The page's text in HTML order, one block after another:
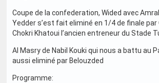
Coupe de la confederation, Wided avec
Yedder s’est fait eliminé en 1/4 de finale par
Chokri Khatoui l’ancien entreneur du Stade
Al Masry de Nabil Kouki qui nous a battu au
aussi eliminé par Belouzded
Programme: